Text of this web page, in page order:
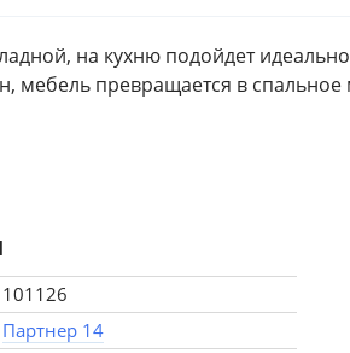
на кухню подойдет
отличается
противогрибковых и
101126
Партнер 14